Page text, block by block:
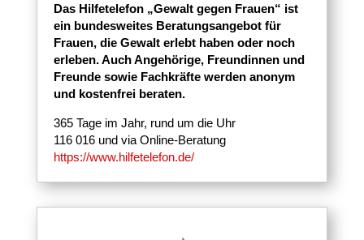
Das Hilfetelefon „Gewalt gegen Frauen“ ist
ein bundesweites Beratungsangebot für
Frauen, die Gewalt erlebt haben oder noch
erleben. Auch Angehörige, Freundinnen und
Freunde sowie Fachkräfte werden anonym
und kostenfrei beraten.
365 Tage im Jahr, rund um die Uhr
116 016 und via Online-Beratung
https://www.hilfetelefon.de/